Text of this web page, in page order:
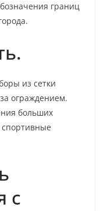
границ
из сетки
ограждением.
больших
спортивные
с